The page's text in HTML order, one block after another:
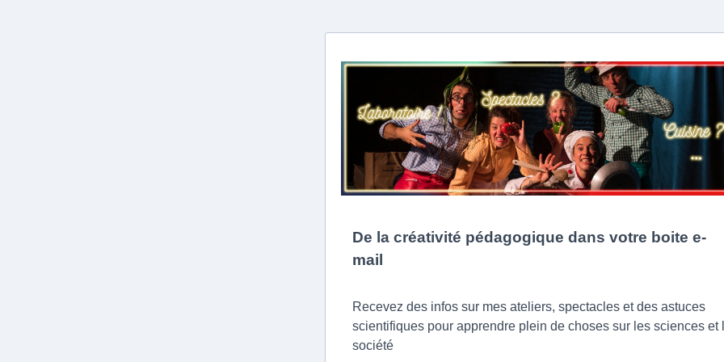
De la créativité pédagogique dans votre boite e-
mail
Recevez des infos sur mes ateliers, spectacles et des astuces
scientifiques pour apprendre plein de choses sur les sciences et
société